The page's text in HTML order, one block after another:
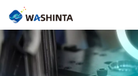
Mix Color Online